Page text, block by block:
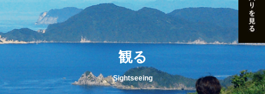
観る
Sightseeing